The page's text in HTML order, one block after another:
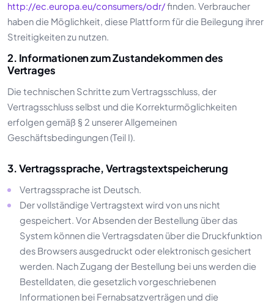
http://ec.europa.eu/consumers/odr/finden. Verbraucher
haben die Möglichkeit, diese Plattform für die Beilegung ihrer
Streitigkeiten zu nutzen.
2. Informationen zum Zustandekommen des
Vertrages
Die technischen Schritte zum Vertragsschluss, der
Vertragsschluss selbst und die Korrekturmöglichkeiten
erfolgen gemäß § 2 unserer Allgemeinen
Geschäftsbedingungen (Teil I).
3. Vertragssprache, Vertragstextspeicherung
Vertragssprache ist Deutsch.
Der vollständige Vertragstext wird von uns nicht
gespeichert. Vor Absenden der Bestellung über das
System können die Vertragsdaten über die Druckfunktion
des Browsers ausgedruckt oder elektronisch gesichert
werden. Nach Zugang der Bestellung bei uns werden die
Bestelldaten, die gesetzlich vorgeschriebenen
Informationen bei Fernabsatzverträgen und die